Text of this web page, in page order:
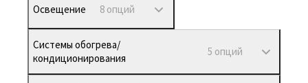
Освещение 8 опций
Системы обогрева/
кондиционирования
5 опций